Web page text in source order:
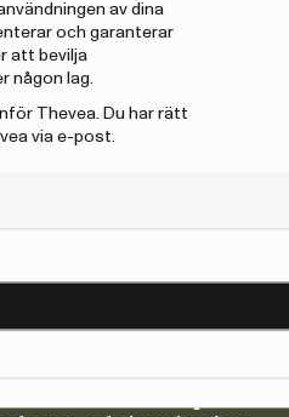
av dina
och garanterar
att bevilja
någon lag.
Thevea. Du har rätt
via e-post.